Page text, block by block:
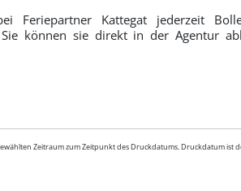
Feriepartner Kattegat jederzeit
können sie direkt in der Agentur
Zeitraum zum Zeitpunkt des Druckdatums. Druckdatum ist